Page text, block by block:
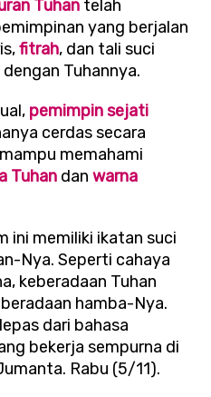
Tuhan telah
yang berjalan
fitrah, dan tali suci
Tuhannya.
pemimpin sejati
cerdas secara
memahami
Tuhan danwarna
ini memiliki ikatan suci
Nya. Seperti cahaya
keberadaan Tuhan
hamba-Nya.
dari bahasa
bekerja sempurna di
Rabu (5/11).